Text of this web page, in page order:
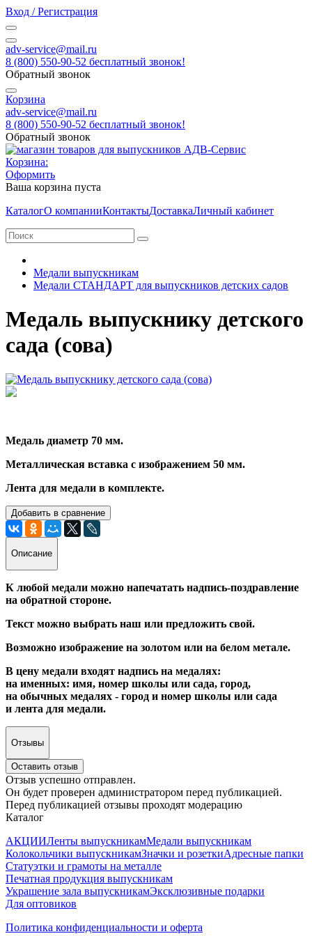
Вход / Регистрация
adv-service@mail.ru
8 (800) 550-90-52 бесплатный звонок!
Обратный звонок
Корзина
adv-service@mail.ru
8 (800) 550-90-52 бесплатный звонок!
Обратный звонок
Корзина:
Оформить
Ваша корзина пуста
КаталогО компанииКонтактыДоставкаЛичный кабинет
Медали выпускникам
Медали СТАНДАРТ для выпускников детских садов
Медаль выпускнику детского
сада (сова)
Медаль диаметр 70 мм.
Металлическая вставка с изображением 50 мм.
Лента для медали в комплекте.
Добавить в сравнение
Описание
К любой медали можно напечатать надпись-поздравление
на обратной стороне.
Текст можно выбрать наш или предложить свой.
Возможно изображение на золотом или на белом метале.
В цену медали входят надпись на медалях:
на именных: имя, номер школы или сада, город,
на обычных медалях - город и номер школы или сада
и лента для медали.
Отзывы
Оставить отзыв
Отзыв успешно отправлен.
Он будет проверен администратором перед публикацией.
Перед публикацией отзывы проходят модерацию
Каталог
АКЦИИЛенты выпускникамМедали выпускникам
Колокольчики выпускникамЗначки и розеткиАдресные папки
Статуэтки и грамоты на металле
Печатная продукция выпускникам
Украшение зала выпускникамЭксклюзивные подарки
Для оптовиков
Политика конфиденциальности и оферта